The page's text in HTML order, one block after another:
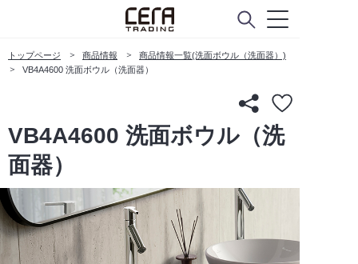
トップページ 商品情報
商品情報一覧(洗面ボウル（洗面器）)
VB4A4600 洗面ボウル（洗面器）
VB4A4600 洗面ボウル（洗
面器）